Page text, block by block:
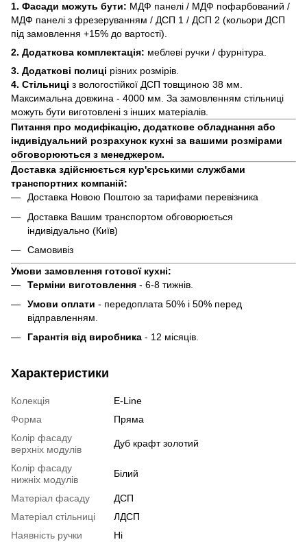
1. Фасади можуть бути: МДФ панелі / МДФ пофарбований /
МДФ панелі з фрезеруванням / ДСП 1 / ДСП 2 (кольори ДСП
під замовлення +15% до вартості).
2. Додаткова комплектація: меблеві ручки / фурнітура.
3. Додаткові полиці різних розмірів.
4. Стільниці з вологостійкої ДСП товщиною 38 мм.
Максимальна довжина - 4000 мм. За замовленням стільниці
можуть бути виготовлені з інших матеріалів.
Питання про модифікацію, додаткове обладнання або
індивідуальний розрахунок кухні за вашими розмірами
обговорюються з менеджером.
Доставка здійснюється кур'єрськими службами
транспортних компаній:
Доставка Новою Поштою за тарифами перевізника
Доставка Вашим транспортом обговорюється
індивідуально (Київ)
Самовивіз
Умови замовлення готової кухні:
Терміни виготовлення - 6-8 тижнів.
Умови оплати - передоплата 50% і 50% перед
відправленням.
Гарантія від виробника - 12 місяців.
Характеристики
Колекція
E-Line
Форма
Пряма
Колір фасаду
верхніх модулів
Дуб крафт золотий
Колір фасаду
нижніх модулів
Білий
Матеріал фасаду
ДСП
Матеріал стільниці
ЛДСП
Наявність ручки
Ні